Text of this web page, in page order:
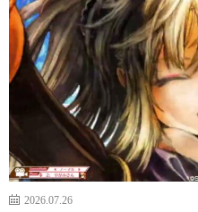
2026.07.26